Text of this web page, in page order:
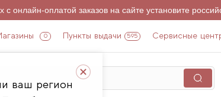
с онлайн-оплатой заказов на сайте установите
0 Пункты выдачи 595 Сервисные
ваш регион